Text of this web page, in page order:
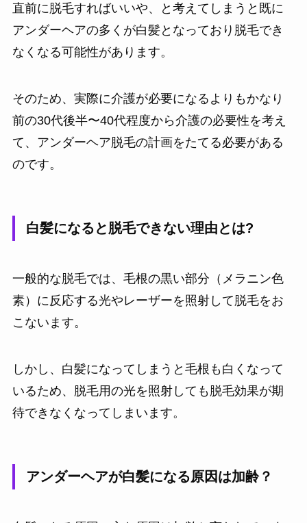
直前に脱毛すればいいや、と考えてしまうと既に
アンダーヘアの多くが白髪となっており脱毛でき
なくなる可能性があります。
そのため、実際に介護が必要になるよりもかなり
前の30代後半〜40代程度から介護の必要性を考え
て、アンダーヘア脱毛の計画をたてる必要がある
のです。
白髪になると脱毛できない理由とは?
一般的な脱毛では、毛根の黒い部分（メラニン色
素）に反応する光やレーザーを照射して脱毛をお
こないます。
しかし、白髪になってしまうと毛根も白くなって
いるため、脱毛用の光を照射しても脱毛効果が期
待できなくなってしまいます。
アンダーヘアが白髪になる原因は加齢？